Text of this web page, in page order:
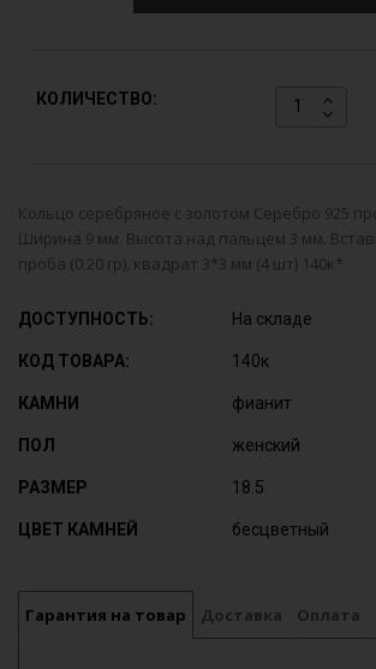
КОЛИЧЕСТВО:
Кольцо серебряное с золотом Серебро 925
Ширина 9 мм. Высота над пальцем 3 мм.
проба (0.20 гр), квадрат 3*3 мм (4 шт) 140к*
ДОСТУПНОСТЬ: На складе
КОД ТОВАРА: 140к
КАМНИ фианит
ПОЛ женский
РАЗМЕР 18.5
ЦВЕТ КАМНЕЙ бесцветный
Гарантия на товар Доставка Оплата